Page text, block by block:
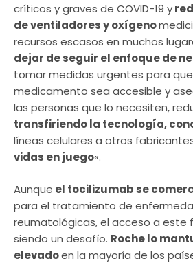
críticos y graves de COVID-19 y
de ventiladores y oxígeno
recursos escasos en muchos
dejar de seguir el enfoque de
tomar medidas urgentes para
medicamento sea accesible y
las personas que lo necesiten,
transfiriendo la tecnología,
líneas celulares a otros
vidas en juego«.
Aunque el tocilizumab se
para el tratamiento de
reumatológicas, el acceso a este
siendo un desafío. Roche lo
elevadoen la mayoría de los